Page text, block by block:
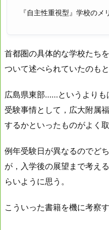
『自主性重視型』学校のメ
首都圏の具体的な学校たち
ついて述べられていたのも
広島県東部……というよりも
受験事情として，広大附属
するかといったものがよく
例年受験日が異なるのでど
が，入学後の展望まで考え
らいように思う。
こういった書籍を機に考察